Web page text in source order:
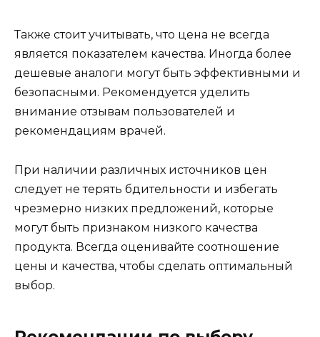
Также стоит учитывать, что цена не всегда
является показателем качества. Иногда более
дешевые аналоги могут быть эффективными и
безопасными. Рекомендуется уделить
внимание отзывам пользователей и
рекомендациям врачей.
При наличии различных источников цен
следует не терять бдительности и избегать
чрезмерно низких предложений, которые
могут быть признаком низкого качества
продукта. Всегда оценивайте соотношение
цены и качества, чтобы сделать оптимальный
выбор.